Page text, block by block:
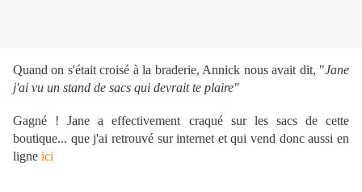
Quand on s'était croisé à la braderie, Annick nous avait dit, "Jane
j'ai vu un stand de sacs qui devrait te plaire"
Gagné ! Jane a effectivement craqué sur les sacs de cette
boutique... que j'ai retrouvé sur internet et qui vend donc aussi en
ligne ici